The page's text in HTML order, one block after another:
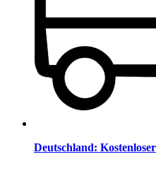
Deutschland: